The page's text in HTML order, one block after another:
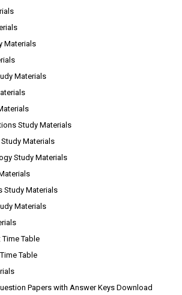
Materials
Materials
Study Materials
Materials
Study Materials
Study Materials
Materials
Time Table
Table
Papers with Answer Keys Download